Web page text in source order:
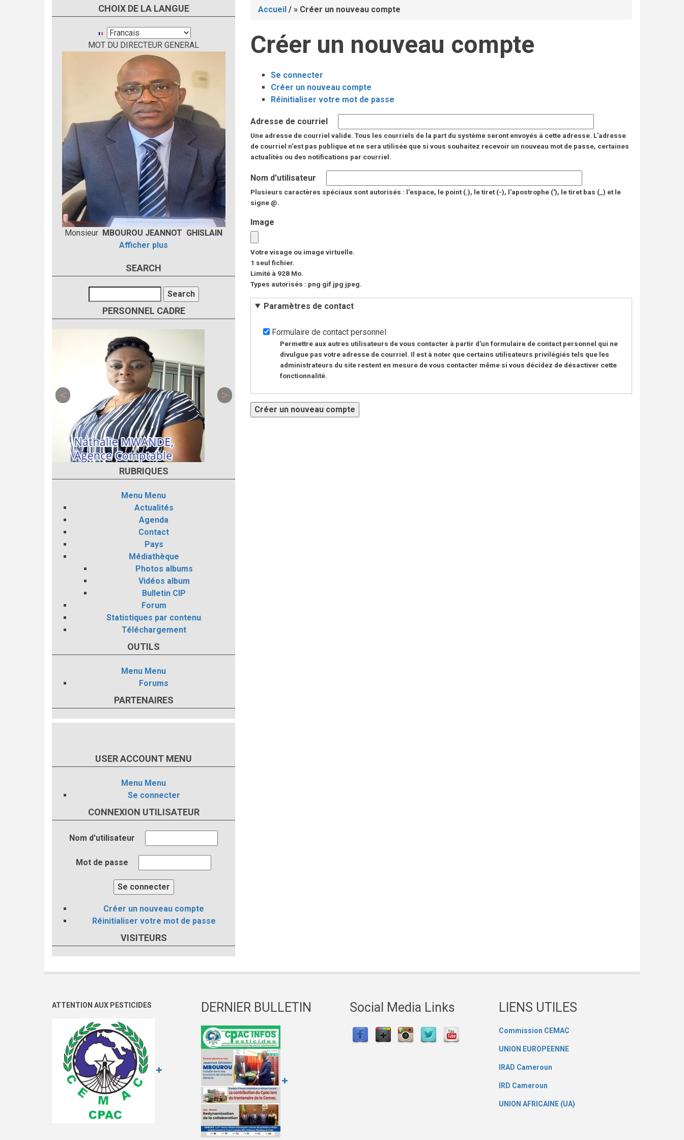
CHOIX DE LA LANGUE
Select
your
language
MOT DU DIRECTEUR GENERAL
Monsieur MBOUROU JEANNOT GHISLAIN
Afficher plus
SEARCH
PERSONNEL CADRE
RUBRIQUES
Menu Menu
Actualités
Agenda
Contact
Pays
Médiathèque
Photos albums
Vidéos album
Bulletin CIP
Forum
Statistiques par contenu
Téléchargement
OUTILS
Menu Menu
Forums
PARTENAIRES
USER ACCOUNT MENU
Menu Menu
Se connecter
CONNEXION UTILISATEUR
Nom d'utilisateur
Mot de passe
Créer un nouveau compte
Réinitialiser votre mot de passe
VISITEURS
d'Ariane
Accueil / Créer un nouveau compte
Créer un nouveau compte
Onglets
principaux
Se connecter
Créer un nouveau compte
actif)
Réinitialiser votre mot de passe
Adresse de courriel
Une adresse de courriel valide. Tous les courriels de la part du système seront envoyés à cette adresse. L'adresse
de courriel n'est pas publique et ne sera utilisée que si vous souhaitez recevoir un nouveau mot de passe, certaines
actualités ou des notifications par courriel.
Nom d'utilisateur
Plusieurs caractères spéciaux sont autorisés : l'espace, le point (.), le tiret (-), l'apostrophe ('), le tiret bas (_) et le
signe @.
Image
Votre visage ou image virtuelle.
1 seul fichier.
Limité à 928 Mo.
Types autorisés : png gif jpg jpeg.
Paramètres de contact
Formulaire de contact personnel
Permettre aux autres utilisateurs de vous contacter à partir d'un formulaire de contact personnel qui ne
divulgue pas votre adresse de courriel. Il est à noter que certains utilisateurs privilégiés tels que les
administrateurs du site restent en mesure de vous contacter même si vous décidez de désactiver cette
fonctionnalité.
ATTENTION AUX PESTICIDES DERNIER BULLETIN Social Media Links LIENS UTILES
Commission CEMAC
UNION EUROPEENNE
IRAD Cameroun
IRD Cameroun
UNION AFRICAINE (UA)